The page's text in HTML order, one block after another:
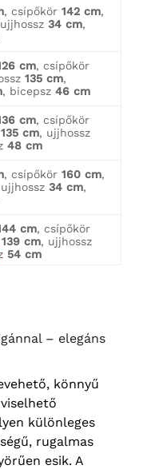
, csípőkör 142 cm,
34 cm,
cm, csípőkör
135 cm,
, bicepsz 46 cm
cm, csípőkör
135 cm, ujjhossz
48 cm
, csípőkör 160 cm,
34 cm,
cm, csípőkör
139 cm, ujjhossz
54 cm
, csípőkör
könnyű
különleges
rugalmas
esik. A